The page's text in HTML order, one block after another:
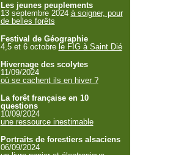
Les jeunes peuplements
13 septembre 2024 à soigner, pour
de belles forêts
Festival de Géographie
4,5 et 6 octobre le FIG à Saint Dié
Hivernage des scolytes
11/09/2024
où se cachent ils en hiver ?
La forêt française en 10
questions
10/09/2024
une ressource inestimable
Portraits de forestiers alsaciens
06/09/2024